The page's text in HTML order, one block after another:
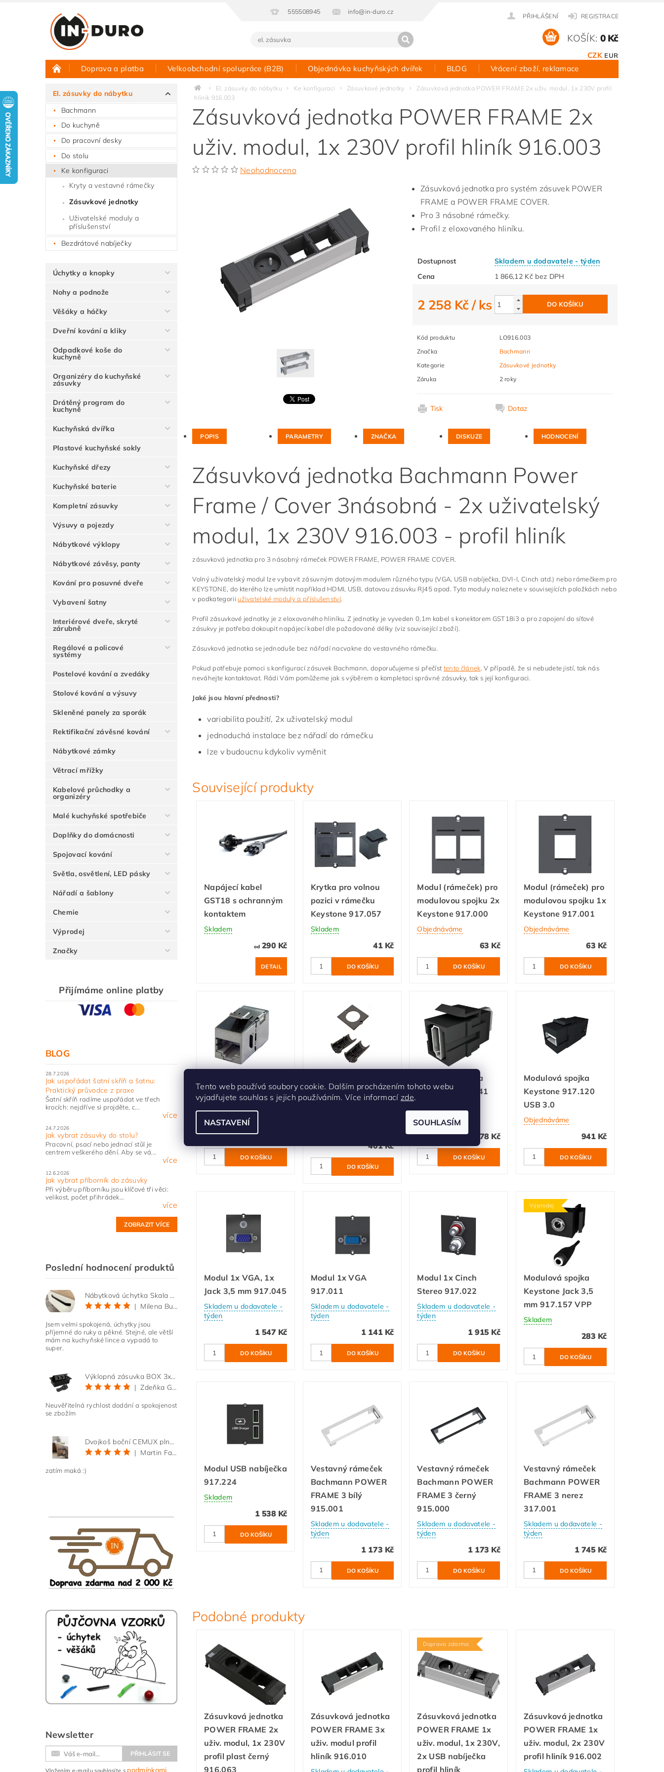
555508945 info@in-duro.cz
PŘIHLÁŠENÍ REGISTRACE
CZK EUR
KOŠÍK: 0 Kč
Doprava a platba Velkoobchodní spolupráce (B2B) Objednávka kuchyňských dvířek BLOG Vrácení zboží, reklamace
Půjčovna vzorků Hodnocení obchodu Kontakt
El. zásuvky do nábytku
Bachmann
Do kuchyně
Do pracovní desky
Do stolu
Ke konfiguraci
Kryty a vestavné rámečky
Zásuvkové jednotky
Uživatelské moduly a
příslušenství
Bezdrátové nabíječky
Úchytky a knopky
Nohy a podnože
Věšáky a háčky
Dveřní kování a kliky
Odpadkové koše do
kuchyně
Organizéry do kuchyňské
zásuvky
Drátěný program do
kuchyně
Kuchyňská dvířka
Plastové kuchyňské sokly
Kuchyňské dřezy
Kuchyňské baterie
Kompletní zásuvky
Výsuvy a pojezdy
Nábytkové výklopy
Nábytkové závěsy, panty
Kování pro posuvné dveře
Vybavení šatny
Interiérové dveře, skryté
zárubně
Regálové a policové
systémy
Postelové kování a zvedáky
Stolové kování a výsuvy
Skleněné panely za sporák
Rektifikační závěsné kování
Nábytkové zámky
Větrací mřížky
Kabelové průchodky a
organizéry
Malé kuchyňské spotřebiče
Doplňky do domácnosti
Spojovací kování
Světla, osvětlení, LED pásky
Nářadí a šablony
Chemie
Výprodej
Značky
Přijímáme online platby
BLOG
28.7.2026
Jak uspořádat šatní skříň a šatnu:
Praktický průvodce z praxe
Šatní skříň radíme uspořádat ve třech
krocích: nejdříve si projděte, c...
více
24.7.2026
Jak vybrat zásuvky do stolu?
Pracovní, psací nebo jednací stůl je
centrem veškerého dění. Aby se vá...
více
12.6.2026
Jak vybrat příborník do zásuvky
Při výběru příborníku jsou klíčové tři věci:
velikost, počet přihrádek...
více
ZOBRAZIT VÍCE
Poslední hodnocení produktů
Nábytková úchytka Skala černá matná
|
Milena Bučková
Jsem velmi spokojená, úchytky jsou
příjemné do ruky a pěkné. Stejné, ale větší
mám na kuchyňské lince a vypadá to
super.
Výklopná zásuvka BOX 3x 230V s 3m kabelem - černá
|
Zdeňka Gold
Neuvěřitelná rychlost dodání a spokojenost
se zbožím
Dvojkoš boční CEMUX plné dno 3D, s tlumením antracit 200 mm
|
Martin Faltus
zatím maká :)
Newsletter
Vložením e-mailu souhlasíte s podmínkami
El. zásuvky do nábytku Ke konfiguraci Zásuvkové jednotky
Zásuvková jednotka POWER FRAME 2x uživ. modul, 1x 230V profil
hliník 916.003
Zásuvková jednotka POWER FRAME 2x
uživ. modul, 1x 230V profil hliník 916.003
Neohodnoceno
Zásuvková jednotka pro systém zásuvek POWER
FRAME a POWER FRAME COVER.
Pro 3 násobné rámečky.
Profil z eloxovaného hliníku.
Dostupnost
Skladem u dodavatele - týden
Cena
1 866,12 Kč bez DPH
2 258 Kč/ ks
Kód produktu
LO916.003
Značka
Bachmann
Kategorie
Zásuvkové jednotky
Záruka
2 roky
Tisk Dotaz
POPIS PARAMETRY ZNAČKA DISKUZE HODNOCENÍ
Zásuvková jednotka Bachmann Power
Frame / Cover 3násobná - 2x uživatelský
modul, 1x 230V 916.003 - profil hliník
zásuvková jednotka pro 3 násobný rámeček POWER FRAME, POWER FRAME COVER.
Volný uživatelský modul lze vybavit zásuvným datovým modulem různého typu (VGA, USB nabíječka, DVI-I, Cinch atd.) nebo rámečkem pro
KEYSTONE, do kterého lze umístit například HDMI, USB, datovou zásuvku RJ45 apod. Tyto moduly naleznete v souvisejících položkách nebo
v podkategorii uživatelské moduly a příslušenství.
Profil zásuvkové jednotky je z eloxovaného hliníku. Z jednotky je vyveden 0,1m kabel s konektorem GST18i3 a pro zapojení do síťové
zásukvy je potřeba dokoupit napájecí kabel dle požadované délky (viz související zboží).
Zásuvková jednotka se jednoduše bez nářadí nacvakne do vestavného rámečku.
Pokud potřebuje pomoci s konfigurací zásuvek Bachmann, doporučujeme si přečíst tento článek . V případě, že si nebudete jistí, tak nás
neváhejte kontaktovat. Rádi Vám pomůžeme jak s výběrem a kompletaci správné zásuvky, tak s její konfiguraci.
Jaké jsou hlavní přednosti?
variabilita použití, 2x uživatelský modul
jednoduchá instalace bez nářadí do rámečku
lze v budoucnu kdykoliv vyměnit
Související produkty
Napájecí kabel
GST18 s ochranným
kontaktem
Skladem
od290 Kč
DETAIL
Krytka pro volnou
pozici v rámečku
Keystone 917.057
Skladem
41 Kč
Modul (rámeček) pro
modulovou spojku 2x
Keystone 917.000
Objednáváme
63 Kč
Modul (rámeček) pro
modulovou spojku 1x
Keystone 917.001
Objednáváme
63 Kč
Keystone CAT6a
RJ45 940.083
Objednáváme
kabelu 917.032 -
401 Kč
Modulová spojka
Keystone 918.041
Objednáváme
978 Kč
Modulová spojka
Keystone 917.120
USB 3.0
Objednáváme
941 Kč
Modul 1x VGA, 1x
Jack 3,5 mm 917.045
Skladem u dodavatele -
týden
1 547 Kč
Modul 1x VGA
917.011
Skladem u dodavatele -
týden
1 141 Kč
Modul 1x Cinch
Stereo 917.022
Skladem u dodavatele -
týden
1 915 Kč
Výprodej
Modulová spojka
Keystone Jack 3,5
mm 917.157 VPP
Skladem
283 Kč
Modul USB nabíječka
917.224
Skladem
1 538 Kč
Vestavný rámeček
Bachmann POWER
FRAME 3 bílý
915.001
Skladem u dodavatele -
týden
1 173 Kč
Vestavný rámeček
Bachmann POWER
FRAME 3 černý
915.000
Skladem u dodavatele -
týden
1 173 Kč
Vestavný rámeček
Bachmann POWER
FRAME 3 nerez
317.001
Skladem u dodavatele -
týden
1 745 Kč
Podobné produkty
Zásuvková jednotka
POWER FRAME 2x
uživ. modul, 1x 230V
profil plast černý
916.063
Zásuvková jednotka
POWER FRAME 3x
uživ. modul profil
hliník 916.010
Doprava zdarma
Zásuvková jednotka
POWER FRAME 1x
uživ. modul, 1x 230V,
2x USB nabíječka
profil hliník
Zásuvková jednotka
POWER FRAME 1x
uživ. modul, 2x 230V
profil hliník 916.002
Tento web používá soubory cookie. Dalším procházením tohoto webu
vyjadřujete souhlas s jejich používáním. Více informací zde.
NASTAVENÍ SOUHLASÍM